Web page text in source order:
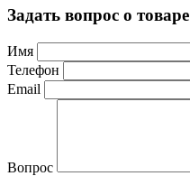
Задать вопрос о товаре
Имя
Телефон
Email
Вопрос